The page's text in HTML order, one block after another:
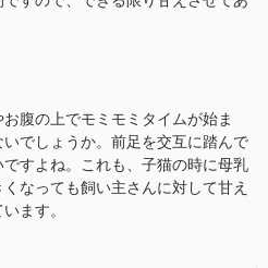
腹の上でモミモミタイムが始ま
でしょうか。前足を交互に踏んで
すよね。これも、子猫の時に母乳
なっても飼い主さんに対して甘え
ます。